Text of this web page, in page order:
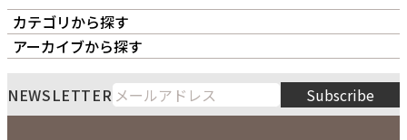
カテゴリから探す
オーナーズボイス
LIPS通販部門 LIPS 銀座店
アーカイブから探す
8 月 火 水 木 金 土
日
1
2
NEWSLETTER Subscribe